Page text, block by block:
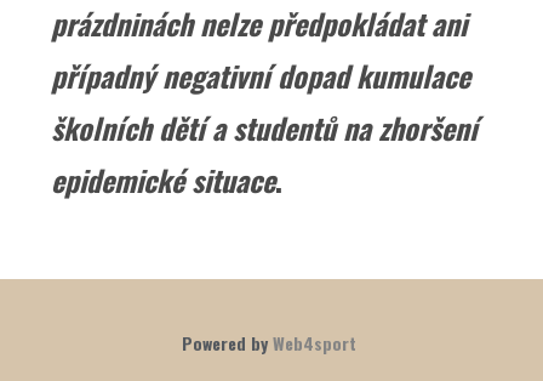
prázdninách nelze předpokládat ani
případný negativní dopad kumulace
školních dětí a studentů na zhoršení
epidemické situace.
Powered byWeb4sport